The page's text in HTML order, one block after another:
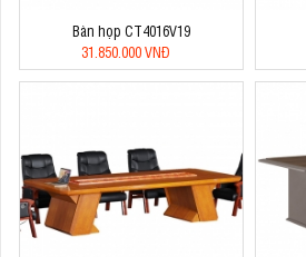
Bàn họp CT4016V19
31.850.000 VNĐ